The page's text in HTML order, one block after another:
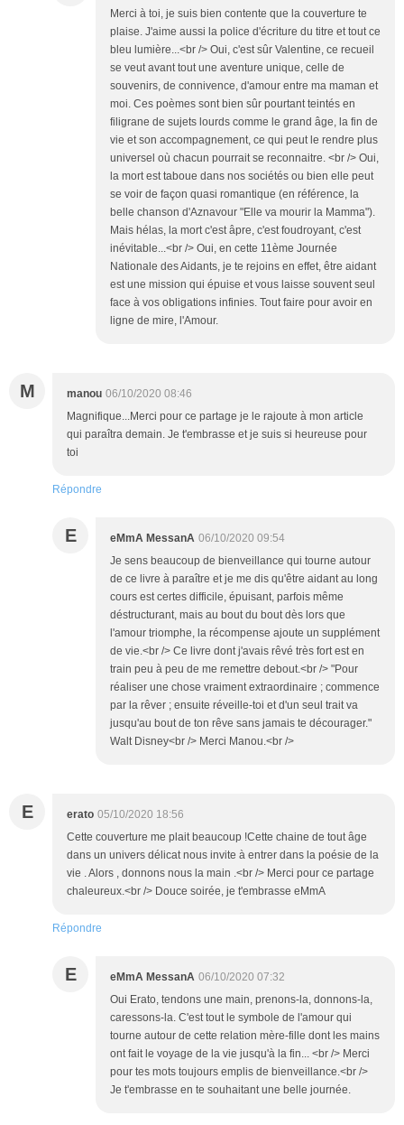
Merci à toi, je suis bien contente que la couverture te
plaise. J'aime aussi la police d'écriture du titre et tout ce
bleu lumière...<br /> Oui, c'est sûr Valentine, ce recueil
se veut avant tout une aventure unique, celle de
souvenirs, de connivence, d'amour entre ma maman et
moi. Ces poèmes sont bien sûr pourtant teintés en
filigrane de sujets lourds comme le grand âge, la fin de
vie et son accompagnement, ce qui peut le rendre plus
universel où chacun pourrait se reconnaitre. <br /> Oui,
la mort est taboue dans nos sociétés ou bien elle peut
se voir de façon quasi romantique (en référence, la
belle chanson d'Aznavour "Elle va mourir la Mamma").
Mais hélas, la mort c'est âpre, c'est foudroyant, c'est
inévitable...<br /> Oui, en cette 11ème Journée
Nationale des Aidants, je te rejoins en effet, être aidant
est une mission qui épuise et vous laisse souvent seul
face à vos obligations infinies. Tout faire pour avoir en
ligne de mire, l'Amour.
M manou 06/10/2020 08:46
Magnifique...Merci pour ce partage je le rajoute à mon article
qui paraîtra demain. Je t'embrasse et je suis si heureuse pour
toi
Répondre
E eMmA MessanA 06/10/2020 09:54
Je sens beaucoup de bienveillance qui tourne autour
de ce livre à paraître et je me dis qu'être aidant au long
cours est certes difficile, épuisant, parfois même
déstructurant, mais au bout du bout dès lors que
l'amour triomphe, la récompense ajoute un supplément
de vie.<br /> Ce livre dont j'avais rêvé très fort est en
train peu à peu de me remettre debout.<br /> "Pour
réaliser une chose vraiment extraordinaire ; commence
par la rêver ; ensuite réveille-toi et d'un seul trait va
jusqu'au bout de ton rêve sans jamais te décourager."
Walt Disney<br /> Merci Manou.<br />
E erato 05/10/2020 18:56
Cette couverture me plait beaucoup !Cette chaine de tout âge
dans un univers délicat nous invite à entrer dans la poésie de la
vie . Alors , donnons nous la main .<br /> Merci pour ce partage
chaleureux.<br /> Douce soirée, je t'embrasse eMmA
Répondre
E eMmA MessanA 06/10/2020 07:32
Oui Erato, tendons une main, prenons-la, donnons-la,
caressons-la. C'est tout le symbole de l'amour qui
tourne autour de cette relation mère-fille dont les mains
ont fait le voyage de la vie jusqu'à la fin... <br /> Merci
pour tes mots toujours emplis de bienveillance.<br />
Je t'embrasse en te souhaitant une belle journée.